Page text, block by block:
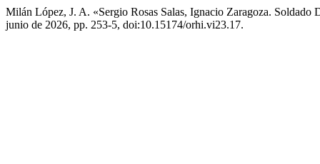
Milán López, J. A. «Sergio Rosas Salas, Ignacio Zaragoza.
junio de 2026, pp. 253-5, doi:10.15174/orhi.vi23.17.